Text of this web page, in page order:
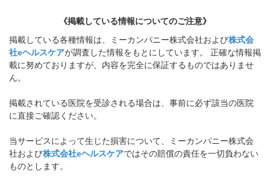
《掲載している情報についてのご注意》
掲載している各種情報は、ミーカンパニー株式会社および株式会
社eヘルスケアが調査した情報をもとにしています。 正確な情報掲
載に努めておりますが、内容を完全に保証するものではありませ
ん。
掲載されている医院を受診される場合は、事前に必ず該当の医院
に直接ご確認ください。
当サービスによって生じた損害について、ミーカンパニー株式会
社および株式会社eヘルスケアではその賠償の責任を一切負わない
ものとします。